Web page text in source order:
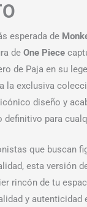
esperada de
de One Piece
de Paja en su
la exclusiva
diseño y
definitivo para
que buscan
esta versión
rincón de tu
y autenticidad